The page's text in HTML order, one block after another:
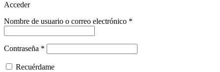
Acceder
Nombre de usuario o correo electrónico *
Contraseña *
Recuérdame